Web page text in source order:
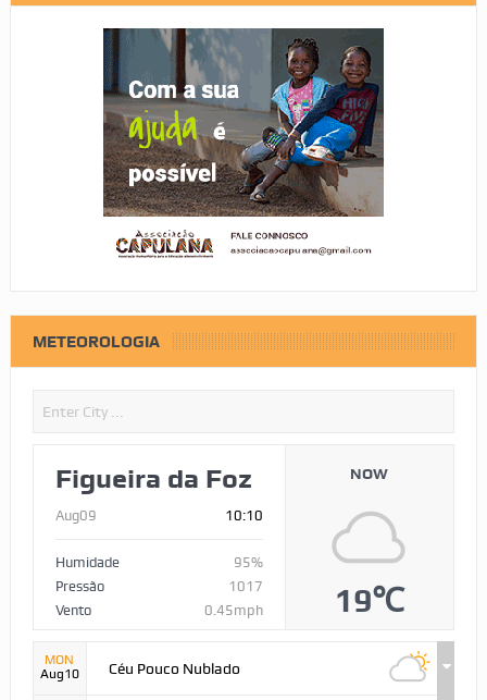
METEOROLOGIA
Figueira da Foz
Aug09 10:10
Humidade
95%
Pressão
1017
Vento
0.45mph
NOW
19℃
MON
Aug10
Céu Pouco Nublado